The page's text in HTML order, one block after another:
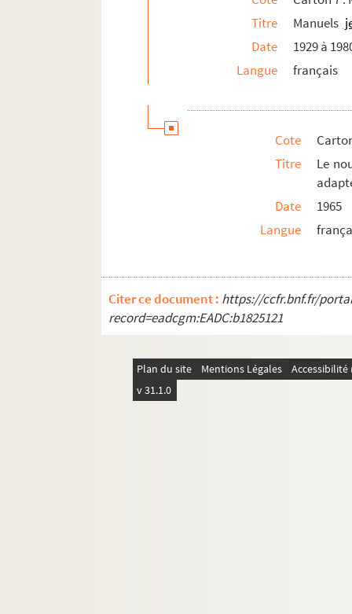
Titre
Manuels
Date
1929 à
Langue
français
Cote
Titre
Le
Date
1965
Langue
Citer ce document : https://ccfr.bnf.fr/
record=eadcgm:EADC:b1825121
Plan du site Mentions Légales
v 31.1.0